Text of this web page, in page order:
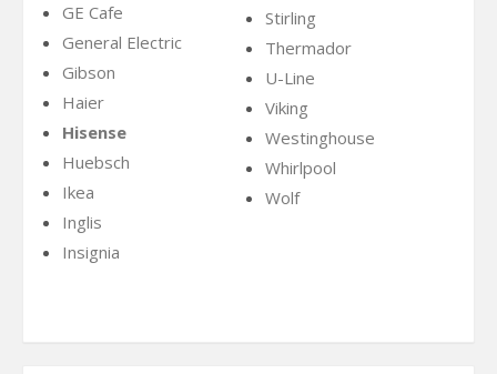
GE Cafe
General Electric
Gibson
Haier
Hisense
Huebsch
Ikea
Inglis
Insignia
Stirling
Thermador
U-Line
Viking
Westinghouse
Whirlpool
Wolf